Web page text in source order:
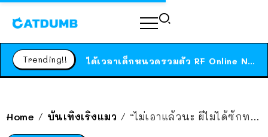
Trending!! ได้เวลาเด็กหนวดรวมตัว RF Online Next เปิดให้เล่นแล้ว เกม Sci-Fi MMORPG ระดับตำนาน เล่นได้ทั้งมือถือและ PC
Home / บันเทิงเริงแมว / “ไม่เอาแล้วนะ ผีไม่ได้ซักทอม” เบเบ้ โพสต์ภาพวันฮาโลวีน สวมบิกินี่ โชว์หุ่นฟิตเปรี๊ยะ